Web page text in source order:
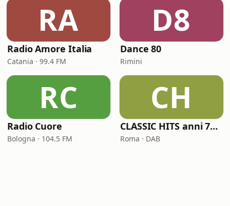
RA
Radio Amore Italia
Catania · 99.4 FM
D8
Dance 80
Rimini
RC
Radio Cuore
Bologna · 104.5 FM
CH
CLASSIC HITS anni 70 80 90
Roma · DAB